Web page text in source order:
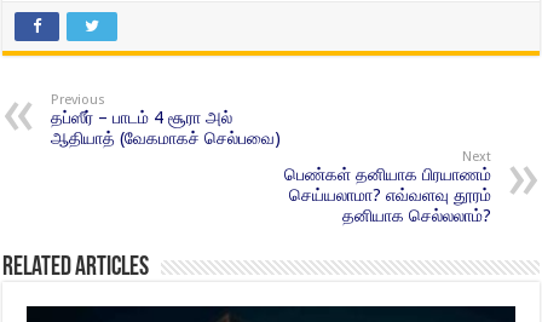
Previous
தப்ஸீர் – பாடம் 4 சூரா அல்
ஆதியாத் (வேகமாகச் செல்பவை)
Next
பெண்கள் தனியாக பிரயாணம்
செய்யலாமா? எவ்வளவு தூரம்
தனியாக செல்லலாம்?
Related Articles